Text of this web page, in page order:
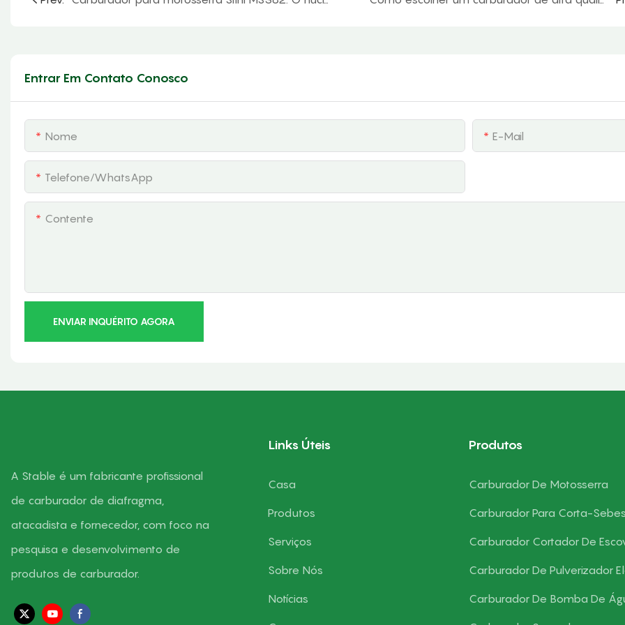
Entrar Em Contato Conosco
Nome E-Mail
Telefone/whatsApp
Contente
ENVIAR INQUÉRITO AGORA
A Stable é um fabricante profissional
de carburador de diafragma,
atacadista e fornecedor, com foco na
pesquisa e desenvolvimento de
produtos de carburador.
Links Úteis
Casa
Produtos
Serviços
Sobre Nós
Notícias
Produtos
Carburador De Motosserra
Carburador Para Corta-
Carburador Cortador De
Carburador De Pulverizador
Carburador De Bomba De